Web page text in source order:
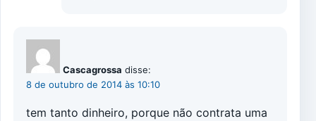
Cascagrossa disse:
8 de outubro de 2014 às 10:10
tem tanto dinheiro, porque não contrata uma